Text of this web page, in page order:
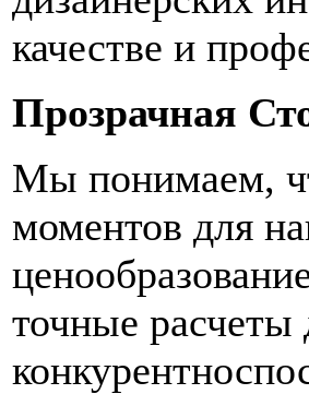
качестве и
Прозрачная
Мы понимаем,
моментов для
точные